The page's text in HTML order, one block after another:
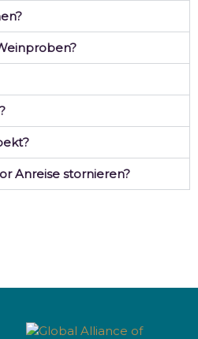
Anreise stornieren?